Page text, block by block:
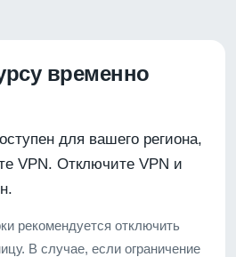
временно
для вашего региона,
VPN. Отключите VPN и
рекомендуется отключить
В случае, если ограничение